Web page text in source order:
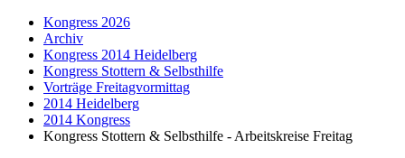
Kongress 2026
Archiv
Kongress 2014 Heidelberg
Kongress Stottern & Selbsthilfe
Vorträge Freitagvormittag
2014 Heidelberg
2014 Kongress
Kongress Stottern & Selbsthilfe - Arbeitskreise Freitag